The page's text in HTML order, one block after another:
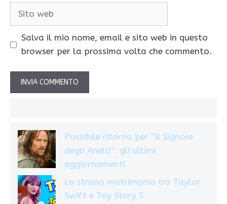
Sito
Salva il mio nome, email e sito web in questo
browser per la prossima volta che commento.
Possibile ritorno per “Il Signore
degli Anelli”: gli ultimi
aggiornamenti
Lo strano matrimonio tra Taylor
Swift e Toy Story 5